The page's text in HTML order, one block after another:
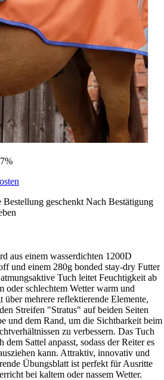
Bestellung geschenkt Nach Bestätigung
aus einem wasserdichten 1200D
und einem 280g bonded stay-dry Futter
Tuch leitet Feuchtigkeit ab
oder schlechtem Wetter warm und
mehrere reflektierende Elemente,
Streifen "Stratus" auf beiden Seiten
und dem Rand, um die Sichtbarkeit beim
zu verbessern. Das Tuch
dem Sattel anpasst, sodass der Reiter es
kann. Attraktiv, innovativ und
Übungsblatt ist perfekt für Ausritte
bei kaltem oder nassem Wetter.